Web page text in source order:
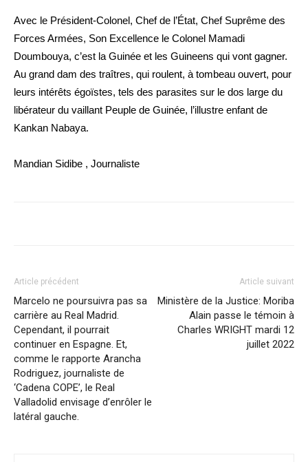
Avec le Président-Colonel, Chef de l’État, Chef Suprême des
Forces Armées, Son Excellence le Colonel Mamadi
Doumbouya, c’est la Guinée et les Guineens qui vont gagner.
Au grand dam des traîtres, qui roulent, à tombeau ouvert, pour
leurs intérêts égoïstes, tels des parasites sur le dos large du
libérateur du vaillant Peuple de Guinée, l’illustre enfant de
Kankan Nabaya.
Mandian Sidibe , Journaliste
Article précédent
Marcelo ne poursuivra pas sa
carrière au Real Madrid.
Cependant, il pourrait
continuer en Espagne. Et,
comme le rapporte Arancha
Rodriguez, journaliste de
‘Cadena COPE’, le Real
Valladolid envisage d’enrôler le
latéral gauche.
Article suivant
Ministère de la Justice: Moriba
Alain passe le témoin à
Charles WRIGHT mardi 12
juillet 2022